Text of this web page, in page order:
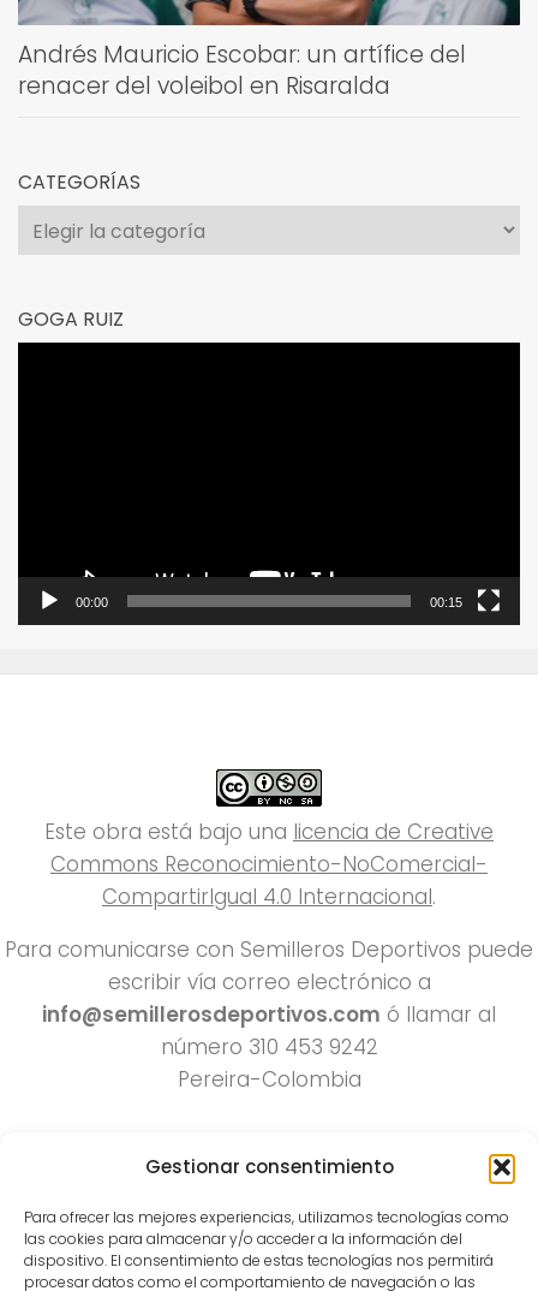
Gestionar consentimiento
Para ofrecer las mejores experiencias, utilizamos tecnologías como
las cookies para almacenar y/o acceder a la información del
dispositivo. El consentimiento de estas tecnologías nos permitirá
procesar datos como el comportamiento de navegación o las
Andrés Mauricio Escobar: un artífice del
renacer del voleibol en Risaralda
CATEGORÍAS
Categorías
GOGA RUIZ
00:00 00:15
Este obra está bajo una licencia de Creative
Commons Reconocimiento-NoComercial-
CompartirIgual 4.0 Internacional.
Para comunicarse con Semilleros Deportivos puede
escribir vía correo electrónico a
info@semillerosdeportivos.com ó llamar al
número 310 453 9242
Pereira-Colombia